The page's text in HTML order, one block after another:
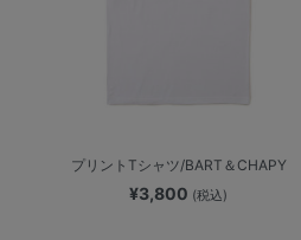
プリントTシャツ/BART＆CHAPY
¥3,800 (税込)